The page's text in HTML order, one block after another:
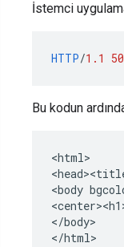
İstemci
HTTP/1.1
Bu kodun
<html>
<body
</body>
</html>